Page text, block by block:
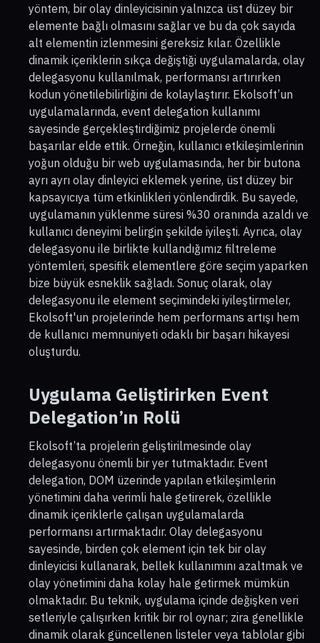
yöntem, bir olay dinleyicisinin yalnızca üst düzey bir
elemente bağlı olmasını sağlar ve bu da çok sayıda
alt elementin izlenmesini gereksiz kılar. Özellikle
dinamik içeriklerin sıkça değiştiği uygulamalarda, olay
delegasyonu kullanılmak, performansı artırırken
kodun yönetilebilirliğini de kolaylaştırır. Ekolsoft’un
uygulamalarında, event delegation kullanımı
sayesinde gerçekleştirdiğimiz projelerde önemli
başarılar elde ettik. Örneğin, kullanıcı etkileşimlerinin
yoğun olduğu bir web uygulamasında, her bir butona
ayrı ayrı olay dinleyici eklemek yerine, üst düzey bir
kapsayıcıya tüm etkinlikleri yönlendirdik. Bu sayede,
uygulamanın yüklenme süresi %30 oranında azaldı ve
kullanıcı deneyimi belirgin şekilde iyileşti. Ayrıca, olay
delegasyonu ile birlikte kullandığımız filtreleme
yöntemleri, spesifik elementlere göre seçim yaparken
bize büyük esneklik sağladı. Sonuç olarak, olay
delegasyonu ile element seçimindeki iyileştirmeler,
Ekolsoft'un projelerinde hem performans artışı hem
de kullanıcı memnuniyeti odaklı bir başarı hikayesi
oluşturdu.
Uygulama Geliştirirken Event
Delegation’ın Rolü
Ekolsoft’ta projelerin geliştirilmesinde olay
delegasyonu önemli bir yer tutmaktadır. Event
delegation, DOM üzerinde yapılan etkileşimlerin
yönetimini daha verimli hale getirerek, özellikle
dinamik içeriklerle çalışan uygulamalarda
performansı artırmaktadır. Olay delegasyonu
sayesinde, birden çok element için tek bir olay
dinleyicisi kullanarak, bellek kullanımını azaltmak ve
olay yönetimini daha kolay hale getirmek mümkün
olmaktadır. Bu teknik, uygulama içinde değişken veri
setleriyle çalışırken kritik bir rol oynar; zira genellikle
dinamik olarak güncellenen listeler veya tablolar gibi